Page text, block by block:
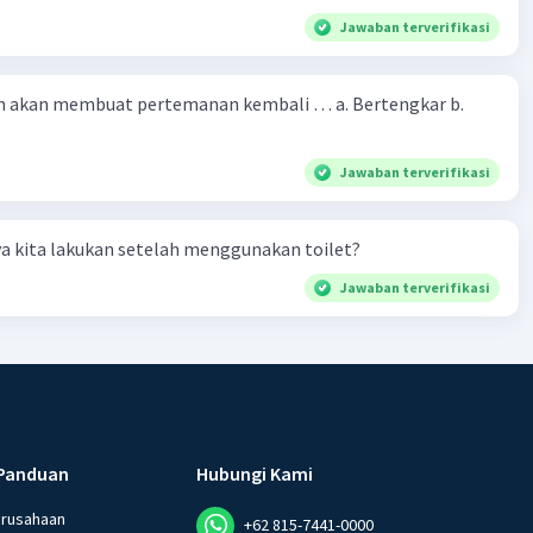
Jawaban terverifikasi
akan membuat pertemanan kembali … a. Bertengkar b.
Jawaban terverifikasi
kita lakukan setelah menggunakan toilet?
Jawaban terverifikasi
Hubungi Kami
+62 815-7441-0000